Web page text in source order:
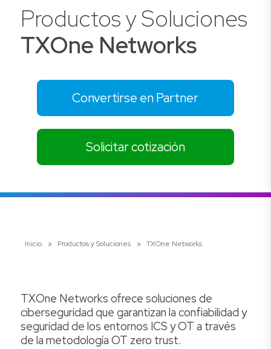
Productos y Soluciones
TXOne Networks
Convertirse en Partner
Solicitar cotización
Inicio » Productos y Soluciones » TXOne Networks
TXOne Networks ofrece soluciones de
ciberseguridad que garantizan la confiabilidad y
seguridad de los entornos ICS y OT a través
de la metodología OT zero trust.